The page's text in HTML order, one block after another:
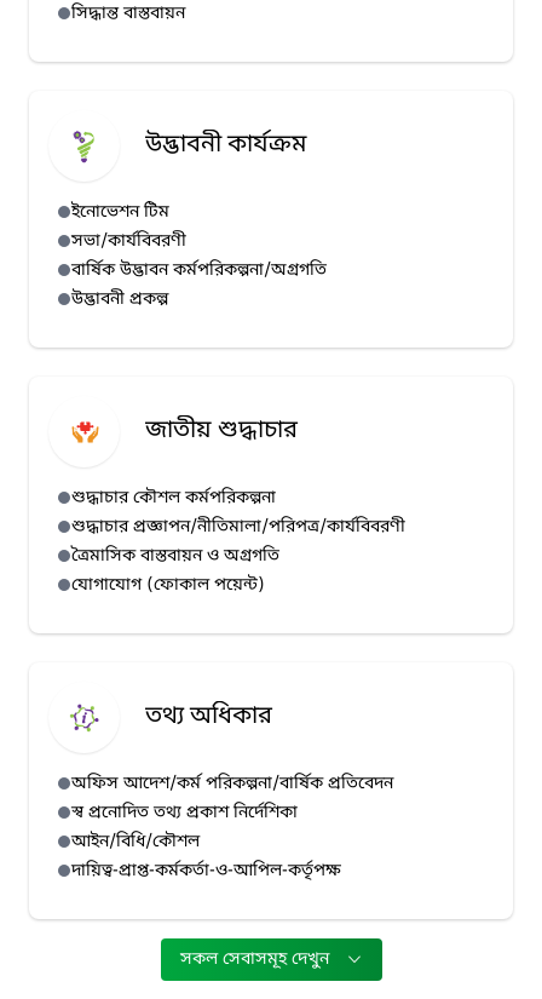
সিদ্ধান্ত বাস্তবায়ন
উদ্ভাবনী কার্যক্রম
ইনোভেশন টিম
সভা/কার্যবিবরণী
বার্ষিক উদ্ভাবন কর্মপরিকল্পনা/অগ্রগতি
উদ্ভাবনী প্রকল্প
জাতীয় শুদ্ধাচার
শুদ্ধাচার কৌশল কর্মপরিকল্পনা
শুদ্ধাচার প্রজ্ঞাপন/নীতিমালা/পরিপত্র/কার্যবিবরণী
ত্রৈমাসিক বাস্তবায়ন ও অগ্রগতি
যোগাযোগ (ফোকাল পয়েন্ট)
তথ্য অধিকার
অফিস আদেশ/কর্ম পরিকল্পনা/বার্ষিক প্রতিবেদন
স্ব প্রনোদিত তথ্য প্রকাশ নির্দেশিকা
আইন/বিধি/কৌশল
দায়িত্ব-প্রাপ্ত-কর্মকর্তা-ও-আপিল-কর্তৃপক্ষ
সকল সেবাসমূহ দেখুন